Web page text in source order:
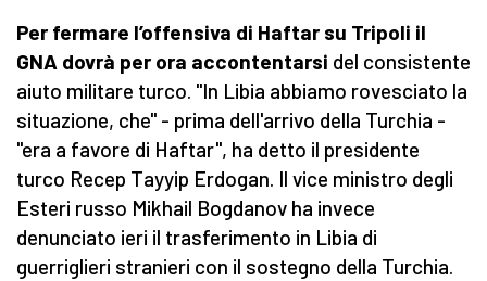
Per fermare l’offensiva di Haftar su Tripoli il
GNA dovrà per ora accontentarsi del consistente
aiuto militare turco. "In Libia abbiamo rovesciato la
situazione, che" - prima dell'arrivo della Turchia -
"era a favore di Haftar", ha detto il presidente
turco Recep Tayyip Erdogan. Il vice ministro degli
Esteri russo Mikhail Bogdanov ha invece
denunciato ieri il trasferimento in Libia di
guerriglieri stranieri con il sostegno della Turchia.